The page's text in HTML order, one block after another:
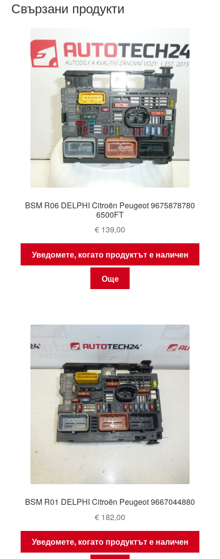
Свързани продукти
BSM R06 DELPHI Citroën Peugeot 9675878780
6500FT
€ 139,00
Уведомете, когато продуктът е наличен
Още
BSM R01 DELPHI Citroën Peugeot 9667044880
€ 182,00
Уведомете, когато продуктът е наличен